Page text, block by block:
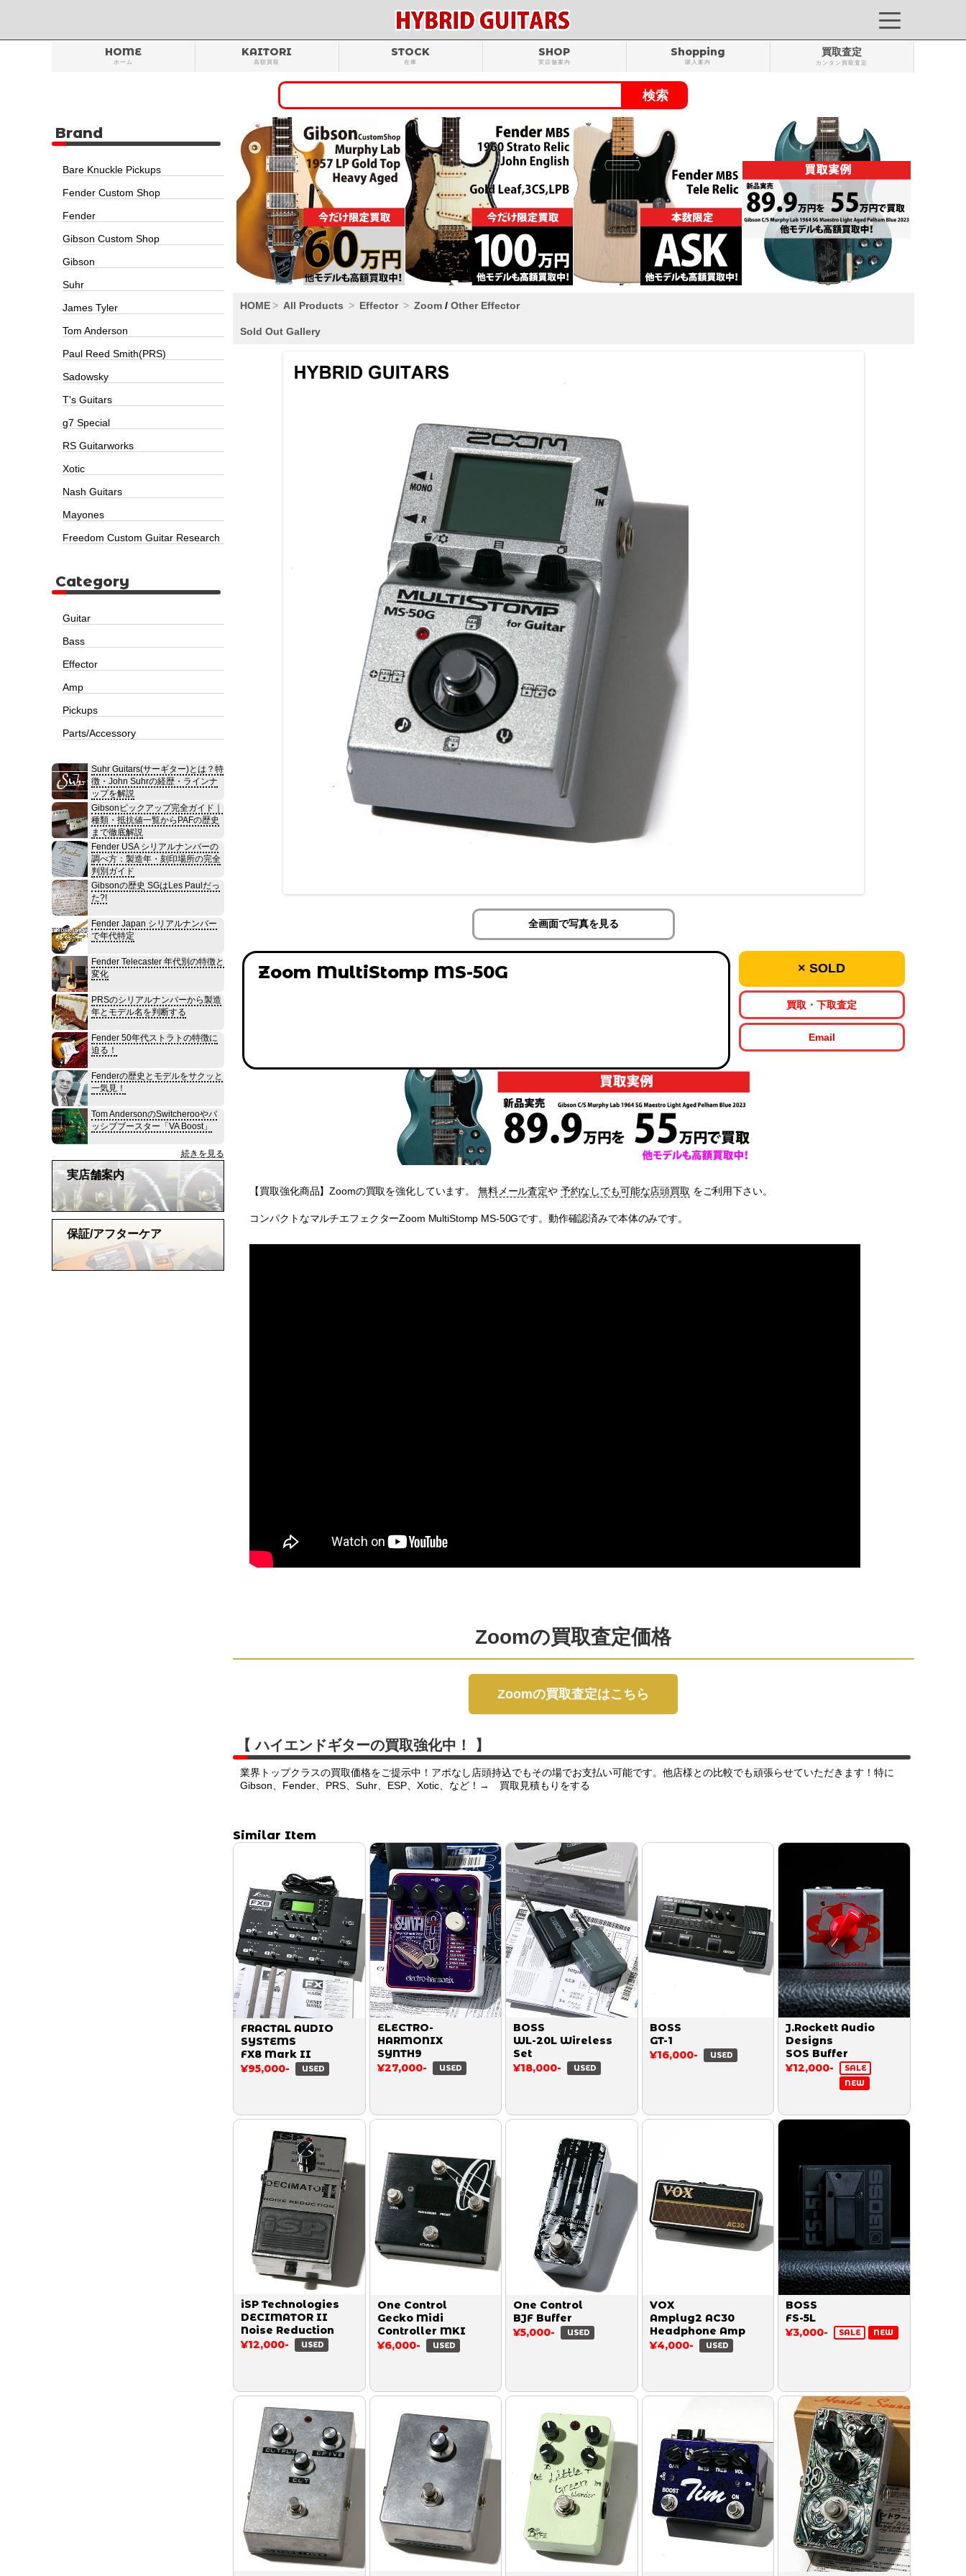
HOME
ホーム
KAITORI
高額買取
STOCK
在庫
SHOP
実店舗案内
Shopping
購入案内
買取査定
カンタン買取査定
HOME All Products Effector Zoom / Other Effector
Sold Out Gallery
全画面で写真を見る
Zoom MultiStomp MS-50G × SOLD
買取・下取査定
Email
【買取強化商品】Zoomの買取を強化しています。 無料メール査定や 予約なしでも可能な店頭買取 をご利用下さい。
コンパクトなマルチエフェクターZoom MultiStomp MS-50Gです。動作確認済みで本体のみです。
Zoomの買取査定価格
Zoomの買取査定はこちら
【 ハイエンドギターの買取強化中！ 】
業界トップクラスの買取価格をご提示中！アポなし店頭持込でもその場でお支払い可能です。他店様との比較でも頑張らせていただきます！特に
Gibson、Fender、PRS、Suhr、ESP、Xotic、など！→ 買取見積もりをする
Similar Item
FRACTAL AUDIO
SYSTEMS
FX8 Mark II
¥95,000-
USED
ELECTRO-
HARMONIX
SYNTH9
¥27,000-
USED
BOSS
WL-20L Wireless
Set
¥18,000-
USED
BOSS
GT-1
¥16,000-
USED
J.Rockett Audio
Designs
SOS Buffer
¥12,000-
SALE
NEW
iSP Technologies
DECIMATOR II
Noise Reduction
¥12,000-
USED
One Control
Gecko Midi
Controller MKI
¥6,000-
USED
One Control
BJF Buffer
¥5,000-
USED
VOX
Amplug2 AC30
Headphone Amp
¥4,000-
USED
BOSS
FS-5L
¥3,000-
SALE NEW
Brand
Bare Knuckle Pickups
Fender Custom Shop
Fender
Gibson Custom Shop
Gibson
Suhr
James Tyler
Tom Anderson
Paul Reed Smith(PRS)
Sadowsky
T's Guitars
g7 Special
RS Guitarworks
Xotic
Nash Guitars
Mayones
Freedom Custom Guitar Research
Category
Guitar
Bass
Effector
Amp
Pickups
Parts/Accessory
Suhr Guitars(サーギター)とは？特
徴・John Suhrの経歴・ラインナ
ップを解説
Gibsonピックアップ完全ガイド｜
種類・抵抗値一覧からPAFの歴史
まで徹底解説
Fender USA シリアルナンバーの
調べ方：製造年・刻印場所の完全
判別ガイド
Gibsonの歴史 SGはLes Paulだっ
た?!
Fender Japan シリアルナンバー
で年代特定
Fender Telecaster 年代別の特徴と
変化
PRSのシリアルナンバーから製造
年とモデル名を判断する
Fender 50年代ストラトの特徴に
迫る！
Fenderの歴史とモデルをサクッと
一気見！
Tom AndersonのSwitcherooやパ
ッシブブースター「VA Boost」
続きを見る
実店舗案内
保証/アフターケア